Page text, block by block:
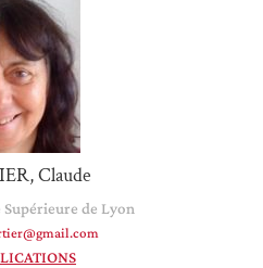
Claude
Supérieure de Lyon